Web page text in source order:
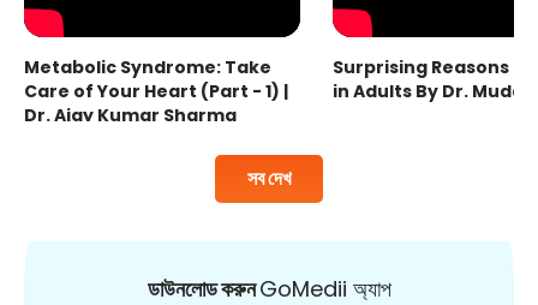
সব দেখ
Metabolic Syndrome: Take
Care of Your Heart (Part - 1) |
Dr. Ajay Kumar Sharma
Surprising Reasons
in Adults By Dr.
ডাউনলোড করুনGoMedii অ্যাপ